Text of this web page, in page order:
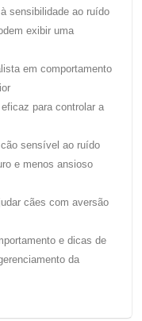
sensibilidade ao ruído
exibir uma
em comportamento
para controlar a
sensível ao ruído
e menos ansioso
cães com aversão
e dicas de
da